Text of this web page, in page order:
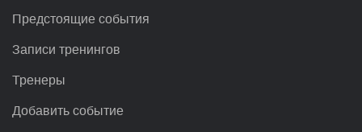
Предстоящие события
Записи тренингов
Тренеры
Добавить событие